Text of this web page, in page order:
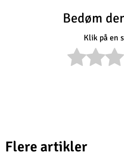
Bedøm
Klik på en
Flere artikler